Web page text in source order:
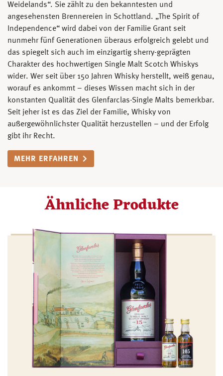
Weidelands“. Sie zählt zu den bekanntesten und
angesehensten Brennereien in Schottland. „The Spirit of
Independence“ wird dabei von der Familie Grant seit
nunmehr fünf Generationen überaus erfolgreich gelebt und
das spiegelt sich auch im einzigartig sherry-geprägten
Charakter des hochwertigen Single Malt Scotch Whiskys
wider. Wer seit über 150 Jahren Whisky herstellt, weiß genau,
worauf es ankommt – dieses Wissen macht sich in der
konstanten Qualität des Glenfarclas-Single Malts bemerkbar.
Seit jeher ist es das Ziel der Familie, Whisky von
außergewöhnlichster Qualität herzustellen – und der Erfolg
gibt ihr Recht.
MEHR ERFAHREN
Ähnliche Produkte